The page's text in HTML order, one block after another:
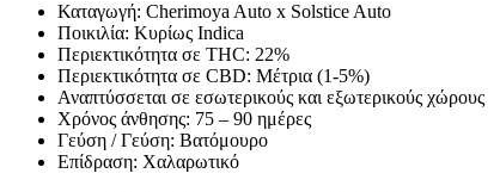
Καταγωγή: Cherimoya Auto x Solstice Auto
Ποικιλία: Κυρίως Indica
Περιεκτικότητα σε THC: 22%
Περιεκτικότητα σε CBD: Μέτρια (1-5%)
Αναπτύσσεται σε εσωτερικούς και εξωτερικούς χώρους
Χρόνος άνθησης: 75 – 90 ημέρες
Γεύση / Γεύση: Βατόμουρο
Επίδραση: Χαλαρωτικό